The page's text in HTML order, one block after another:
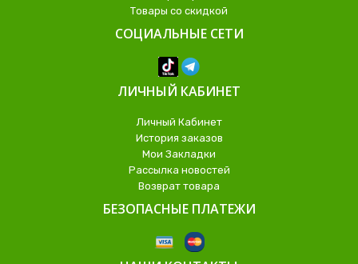
Товары со скидкой
СОЦИАЛЬНЫЕ СЕТИ
ЛИЧНЫЙ КАБИНЕТ
Личный Кабинет
История заказов
Мои Закладки
Рассылка новостей
Возврат товара
БЕЗОПАСНЫЕ ПЛАТЕЖИ